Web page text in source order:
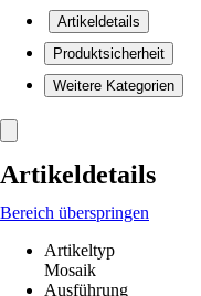
Artikeldetails
Produktsicherheit
Weitere Kategorien
Artikeldetails
Bereich überspringen
Artikeltyp
Mosaik
Ausführung